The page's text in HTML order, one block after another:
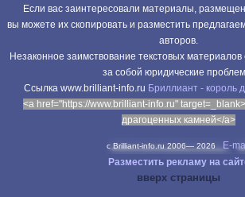
Если вас заинтересовали материалы,
вы можете их скопировать и разместить
авторов.
Незаконное заимствование текстовых материалов
за собой юридические
Cсылка www.brilliant-info.ru Бриллиант - король
<a href="https://www.brilliant-info.ru"
драгоценных камней</a>
c Brilliant-info.ru 2006— 2026 E-
Разместить рекламу на
вверх страницы